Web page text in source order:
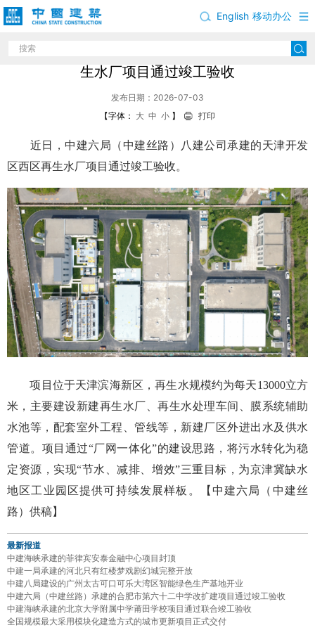
移动办公
English
中建六局（中建丝路）承建的天津开发区西区再
生水厂项目通过竣工验收
发布日期：2026-07-03
【字体： 大 中 小 】 打印
近日，中建六局（中建丝路）八建公司承建的天津开发
区西区再生水厂项目通过竣工验收。
项目位于天津滨海新区，再生水规模约为每天13000立方
米，主要建设新建再生水厂、再生水处理车间、膜系统辅助
水池等，配套室外工程、管线等，新建厂区外进出水及供水
管道。项目通过“厂网一体化”的建设思路，将污水转化为稳
定资源，实现“节水、减排、增效”三重目标，为京津冀缺水
地区工业园区提供可持续发展样板。【中建六局（中建丝
路）供稿】
最新报道
中建海峡承建的菲律宾安泰金融中心项目封顶
中建一局承建的河北只有红楼梦戏剧幻城完整开放
中建八局建设的广州太古可口可乐大湾区智能绿色生产基地开业
中建六局（中建丝路）承建的合肥市第六十二中学改扩建项目通过竣工验收
中建海峡承建的北京大学附属中学莆田学校项目通过联合竣工验收
全国规模最大采用模块化建造方式的城市更新项目正式交付